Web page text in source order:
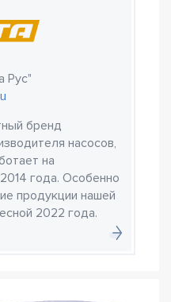
Рус"
бренд
насосов,
на
года. Особенно
продукции нашей
2022 года.